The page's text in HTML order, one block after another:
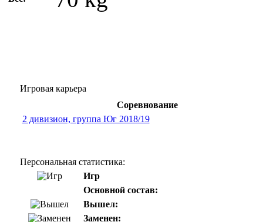
Игровая карьера
Соревнование
2 дивизион, группа Юг 2018/19
Персональная статистика:
Игр
Основной состав:
Вышел:
Заменен: